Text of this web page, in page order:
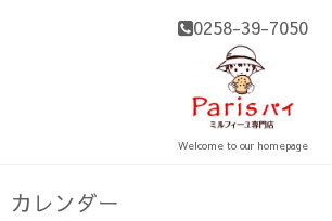
0258-39-7050
Welcome to our homepage
カレンダー